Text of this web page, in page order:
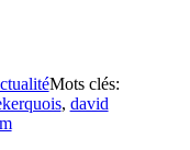
Mots clés:
, david